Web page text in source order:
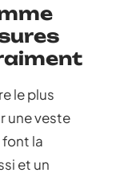
le plus
une veste
la
et un